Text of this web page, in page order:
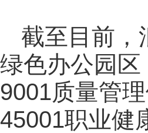
截至目前，
绿色办公园
9001质量管
45001职业健